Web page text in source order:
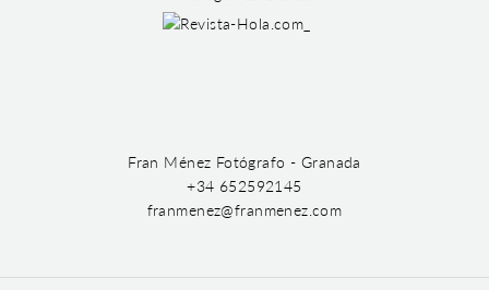
Fran Ménez Fotógrafo - Granada
+34 652592145
franmenez@franmenez.com